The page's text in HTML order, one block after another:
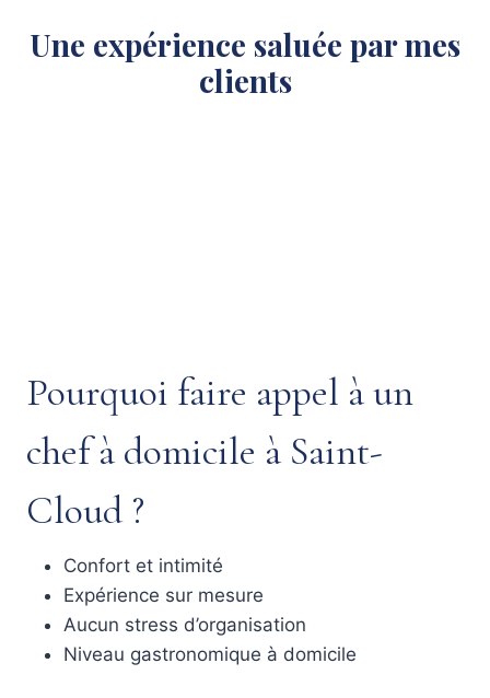
Une expérience saluée par mes
clients
Pourquoi faire appel à un
chef à domicile à Saint-
Cloud ?
Confort et intimité
Expérience sur mesure
Aucun stress d’organisation
Niveau gastronomique à domicile